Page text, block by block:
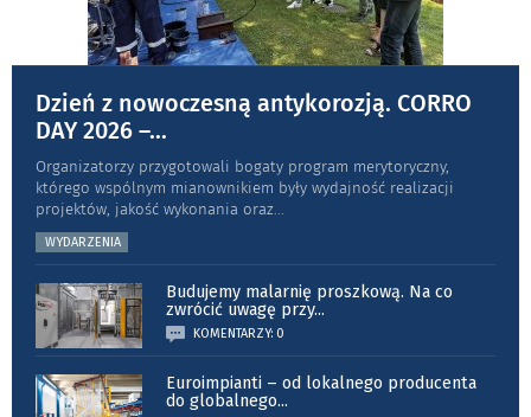
Dzień z nowoczesną antykorozją. CORRO
DAY 2026 –...
Organizatorzy przygotowali bogaty program merytoryczny,
którego wspólnym mianownikiem były wydajność realizacji
projektów, jakość wykonania oraz
WYDARZENIA
Budujemy malarnię proszkową. Na co
zwrócić uwagę przy...
KOMENTARZY: 0
Euroimpianti – od lokalnego producenta
do globalnego...